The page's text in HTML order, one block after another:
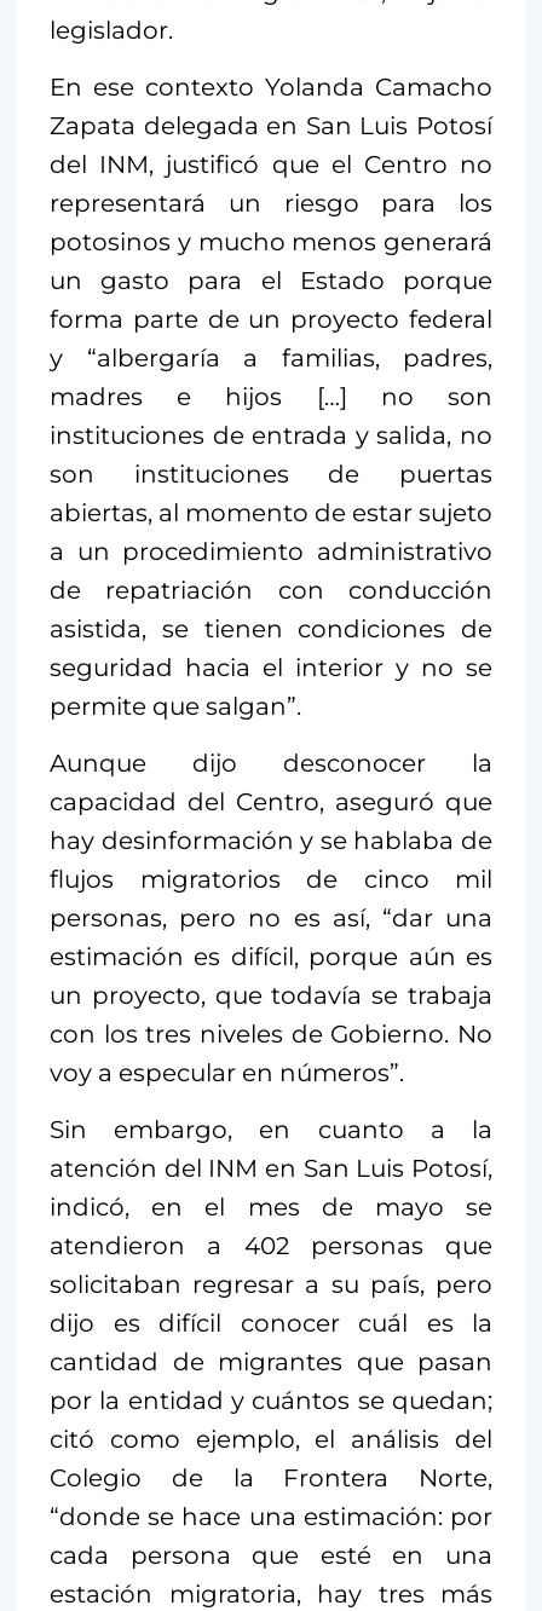
legislador.
En ese contexto Yolanda Camacho
Zapata delegada en San Luis Potosí
del INM, justificó que el Centro no
representará un riesgo para los
potosinos y mucho menos generará
un gasto para el Estado porque
forma parte de un proyecto federal
y “albergaría a familias, padres,
madres e hijos […] no son
instituciones de entrada y salida, no
son instituciones de puertas
abiertas, al momento de estar sujeto
a un procedimiento administrativo
de repatriación con conducción
asistida, se tienen condiciones de
seguridad hacia el interior y no se
permite que salgan”.
Aunque dijo desconocer la
capacidad del Centro, aseguró que
hay desinformación y se hablaba de
flujos migratorios de cinco mil
personas, pero no es así, “dar una
estimación es difícil, porque aún es
un proyecto, que todavía se trabaja
con los tres niveles de Gobierno. No
voy a especular en números”.
Sin embargo, en cuanto a la
atención del INM en San Luis Potosí,
indicó, en el mes de mayo se
atendieron a 402 personas que
solicitaban regresar a su país, pero
dijo es difícil conocer cuál es la
cantidad de migrantes que pasan
por la entidad y cuántos se quedan;
citó como ejemplo, el análisis del
Colegio de la Frontera Norte,
“donde se hace una estimación: por
cada persona que esté en una
estación migratoria, hay tres más